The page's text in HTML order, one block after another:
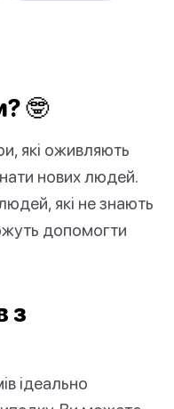
🤓
які оживляють
нових людей.
які не знають
допомогти
з
ідеально